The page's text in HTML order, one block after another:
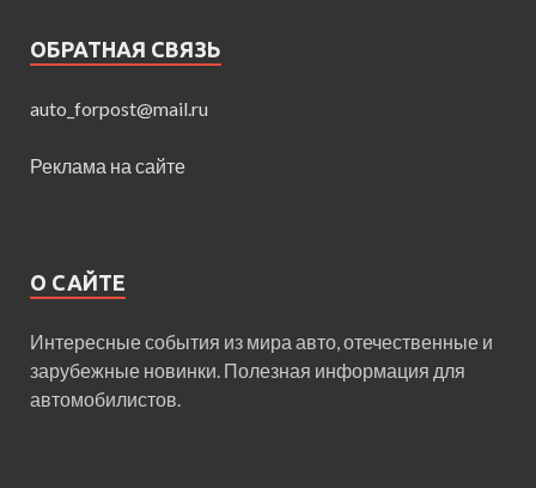
ОБРАТНАЯ СВЯЗЬ
auto_forpost@mail.ru
Реклама на сайте
О САЙТЕ
Интересные события из мира авто, отечественные и
зарубежные новинки. Полезная информация для
автомобилистов.